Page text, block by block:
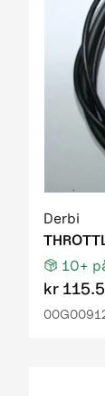
Derbi
10+
kr